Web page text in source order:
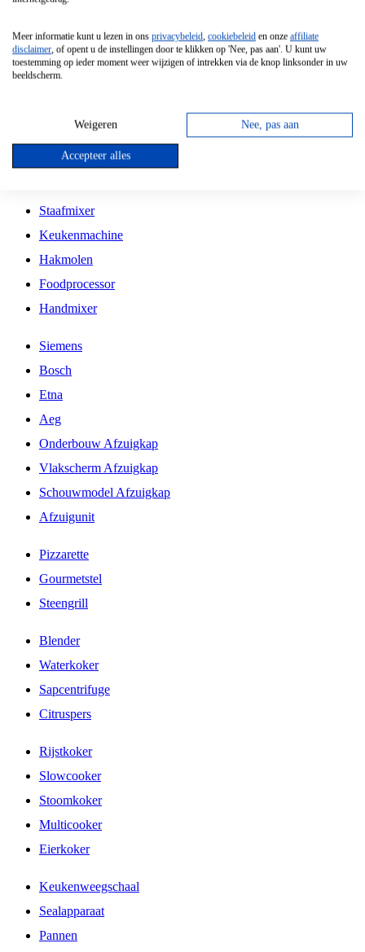
Vrijstaande Magnetron
Vrijstaande Kookplaat
Inbouw Gaskookplaat
Inbouw Keramische Kookplaat
Kookplaat Accessoires
Staafmixer
Keukenmachine
Hakmolen
Foodprocessor
Handmixer
Siemens
Bosch
Etna
Aeg
Onderbouw Afzuigkap
Vlakscherm Afzuigkap
Schouwmodel Afzuigkap
Afzuigunit
Pizzarette
Gourmetstel
Steengrill
Blender
Waterkoker
Sapcentrifuge
Citruspers
Rijstkoker
Slowcooker
Stoomkoker
Multicooker
Eierkoker
Keukenweegschaal
Sealapparaat
Pannen
Meer informatie kunt u lezen in ons privacybeleid, cookiebeleid en onze affiliate
disclaimer, of opent u de instellingen door te klikken op 'Nee, pas aan'. U kunt uw
toestemming op ieder moment weer wijzigen of intrekken via de knop linksonder in uw
beeldscherm.
Weigeren Nee, pas aan
Accepteer alles